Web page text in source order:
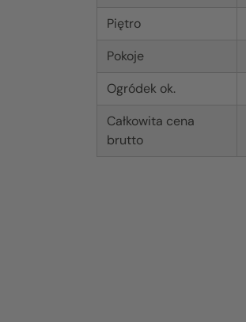
Piętro
Pokoje
Ogródek ok.
Całkowita cena
brutto